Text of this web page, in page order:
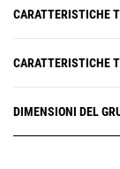
CARATTERISTICHE
CARATTERISTICHE
DIMENSIONI DEL